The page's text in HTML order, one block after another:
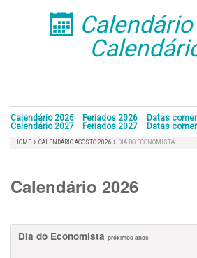
󰁣
Calendário 2026 Feriados 2026
Datas
Calendário 2027
Feriados 2027 Datas
HOME › CALENDÁRIO AGOSTO 2026 › DIA DO ECONOMISTA
Calendário 2026
Dia do Economista próximos anos